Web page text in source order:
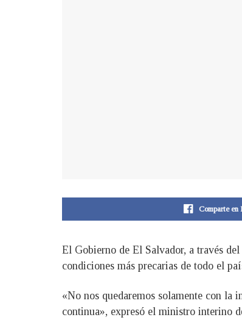
Comparte en
El Gobierno de El Salvador, a través
condiciones más precarias de todo el
«No nos quedaremos solamente con la
continua», expresó el ministro interino